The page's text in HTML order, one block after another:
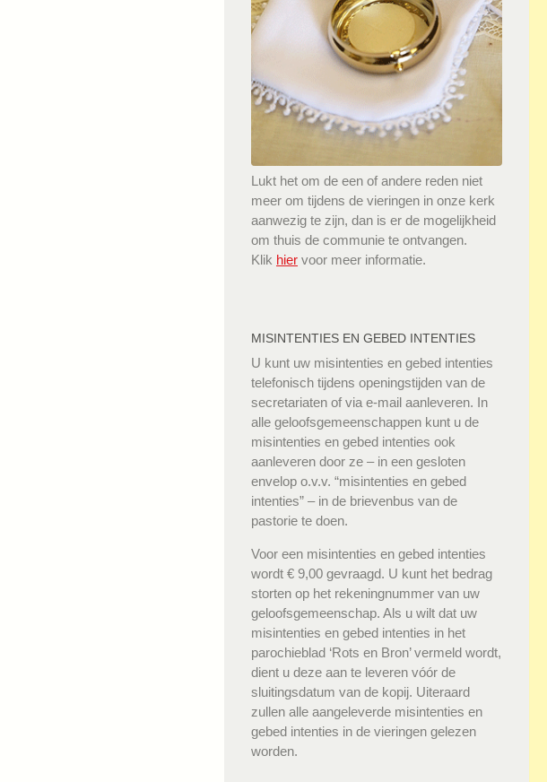
Lukt het om de een of andere reden niet
meer om tijdens de vieringen in onze kerk
aanwezig te zijn, dan is er de mogelijkheid
om thuis de communie te ontvangen.
Klik hier voor meer informatie.
MISINTENTIES EN GEBED INTENTIES
U kunt uw misintenties en gebed intenties
telefonisch tijdens openingstijden van de
secretariaten of via e-mail aanleveren. In
alle geloofsgemeenschappen kunt u de
misintenties en gebed intenties ook
aanleveren door ze – in een gesloten
envelop o.v.v. “misintenties en gebed
intenties” – in de brievenbus van de
pastorie te doen.
Voor een misintenties en gebed intenties
wordt € 9,00 gevraagd. U kunt het bedrag
storten op het rekeningnummer van uw
geloofsgemeenschap. Als u wilt dat uw
misintenties en gebed intenties in het
parochieblad ‘Rots en Bron’ vermeld wordt,
dient u deze aan te leveren vóór de
sluitingsdatum van de kopij. Uiteraard
zullen alle aangeleverde misintenties en
gebed intenties in de vieringen gelezen
worden.